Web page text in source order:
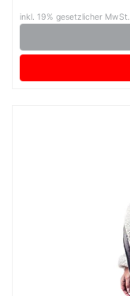
inkl. 19% gesetzlicher MwSt.